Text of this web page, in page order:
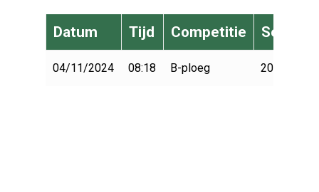
Datum Tijd Competitie Seizoen
04/11/2024 08:18 B-ploeg 2024-2025